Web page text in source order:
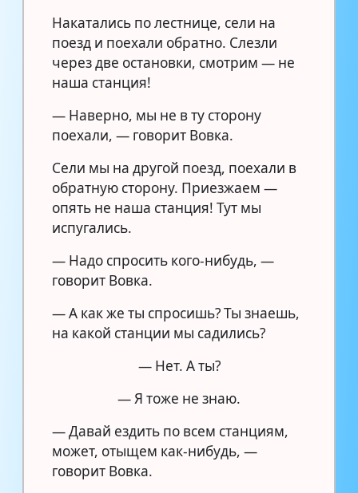
Накатались по лестнице, сели на
поезд и поехали обратно. Слезли
через две остановки, смотрим — не
наша станция!
— Наверно, мы не в ту сторону
поехали, — говорит Вовка.
Сели мы на другой поезд, поехали в
обратную сторону. Приезжаем —
опять не наша станция! Тут мы
испугались.
— Надо спросить кого-нибудь, —
говорит Вовка.
— А как же ты спросишь? Ты знаешь,
на какой станции мы садились?
— Нет. А ты?
— Я тоже не знаю.
— Давай ездить по всем станциям,
может, отыщем как-нибудь, —
говорит Вовка.